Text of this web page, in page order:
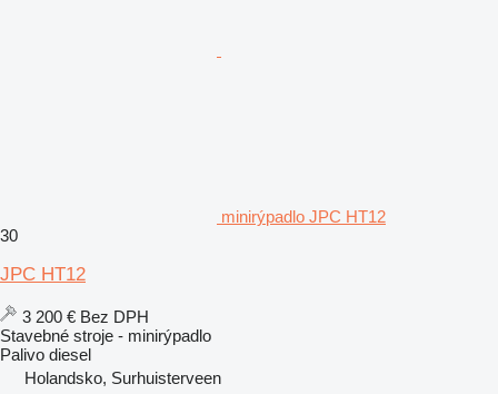
minirýpadlo JPC HT12
30
JPC HT12
3 200 € Bez DPH
Stavebné stroje - minirýpadlo
Palivo diesel
Holandsko, Surhuisterveen